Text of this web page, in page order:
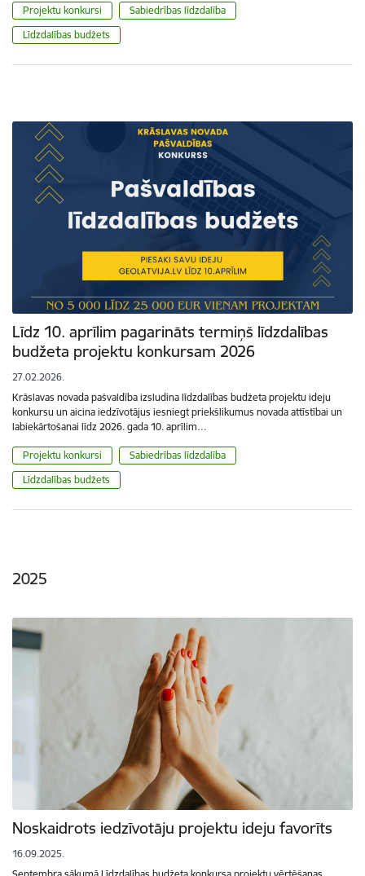
Projektu konkursi
Sabiedrības līdzdalība
Līdzdalības budžets
Līdz 10. aprīlim pagarināts termiņš līdzdalības
budžeta projektu konkursam 2026
27.02.2026.
Krāslavas novada pašvaldība izsludina līdzdalības budžeta projektu ideju
konkursu un aicina iedzīvotājus iesniegt priekšlikumus novada attīstībai un
labiekārtošanai līdz 2026. gada 10. aprīlim…
Projektu konkursi
Sabiedrības līdzdalība
Līdzdalības budžets
2025
Noskaidrots iedzīvotāju projektu ideju favorīts
16.09.2025.